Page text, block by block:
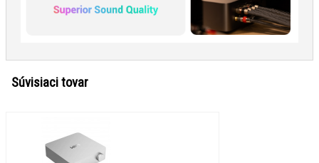
Súvisiaci tovar